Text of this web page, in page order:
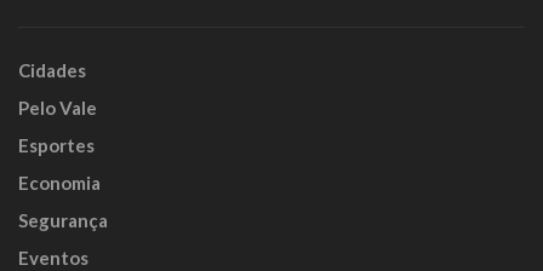
Cidades
Pelo Vale
Esportes
Economia
Segurança
Eventos